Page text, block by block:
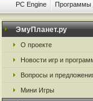
PC Engine Программы
ЭмуПланет.ру
О проекте
Новости игр и
Вопросы и
Мини Игры